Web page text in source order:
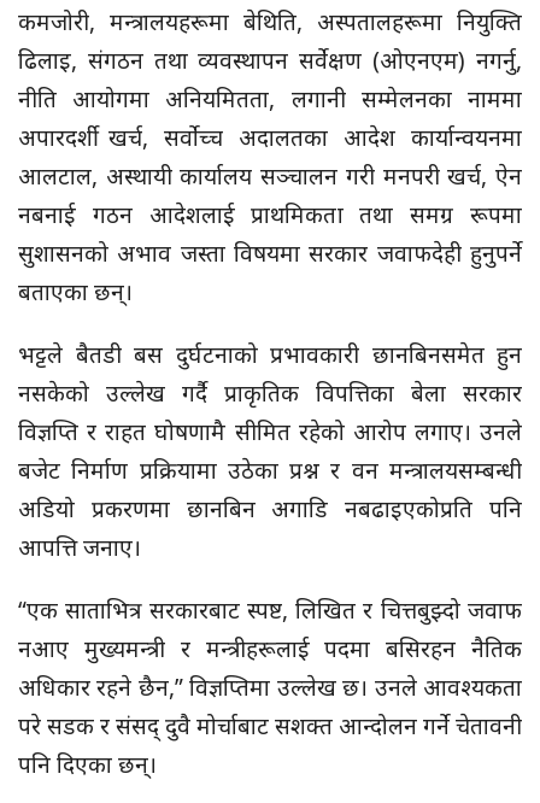
कमजोरी, मन्त्रालयहरूमा बेथिति, अस्पतालहरूमा नियुक्ति
ढिलाइ, संगठन तथा व्यवस्थापन सर्वेक्षण (ओएनएम) नगर्नु,
नीति आयोगमा अनियमितता, लगानी सम्मेलनका नाममा
अपारदर्शी खर्च, सर्वोच्च अदालतका आदेश कार्यान्वयनमा
आलटाल, अस्थायी कार्यालय सञ्चालन गरी मनपरी खर्च, ऐन
नबनाई गठन आदेशलाई प्राथमिकता तथा समग्र रूपमा
सुशासनको अभाव जस्ता विषयमा सरकार जवाफदेही हुनुपर्ने
बताएका छन्।
भट्टले बैतडी बस दुर्घटनाको प्रभावकारी छानबिनसमेत हुन
नसकेको उल्लेख गर्दै प्राकृतिक विपत्तिका बेला सरकार
विज्ञप्ति र राहत घोषणामै सीमित रहेको आरोप लगाए। उनले
बजेट निर्माण प्रक्रियामा उठेका प्रश्न र वन मन्त्रालयसम्बन्धी
अडियो प्रकरणमा छानबिन अगाडि नबढाइएकोप्रति पनि
आपत्ति जनाए।
“एक साताभित्र सरकारबाट स्पष्ट, लिखित र चित्तबुझ्दो जवाफ
नआए मुख्यमन्त्री र मन्त्रीहरूलाई पदमा बसिरहन नैतिक
अधिकार रहने छैन,” विज्ञप्तिमा उल्लेख छ। उनले आवश्यकता
परे सडक र संसद् दुवै मोर्चाबाट सशक्त आन्दोलन गर्ने चेतावनी
पनि दिएका छन्।